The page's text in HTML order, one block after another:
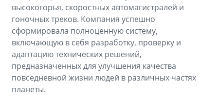
высокогорья, скоростных автомагистралей и
гоночных треков. Компания успешно
сформировала полноценную систему,
включающую в себя разработку, проверку и
адаптацию технических решений,
предназначенных для улучшения качества
повседневной жизни людей в различных частях
планеты.